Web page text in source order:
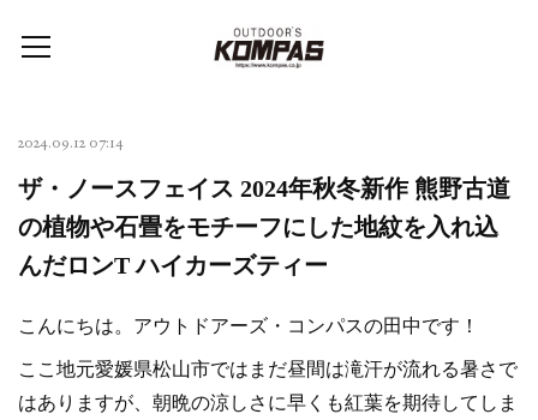
2024.09.12 07:14
ザ・ノースフェイス 2024年秋冬新作 熊野古道
の植物や石畳をモチーフにした地紋を入れ込
んだロンT ハイカーズティー
こんにちは。アウトドアーズ・コンパスの田中です！
ここ地元愛媛県松山市ではまだ昼間は滝汗が流れる暑さで
はありますが、朝晩の涼しさに早くも紅葉を期待してしま